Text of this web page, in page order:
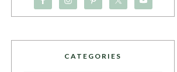
CATEGORIES